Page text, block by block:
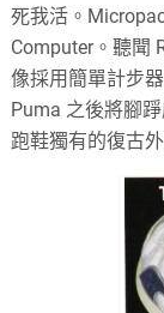
死我活。
Computer。聽聞
像採用簡單計步
Puma 之後將腳
跑鞋獨有的復古